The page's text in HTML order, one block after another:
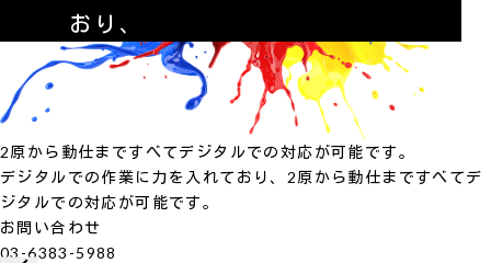
おり、
2原から動仕まですべてデジタルでの対応が可能です。
デジタルでの作業に力を入れており、2原から動仕まですべてデ
ジタルでの対応が可能です。
お問い合わせ
03-6383-5988